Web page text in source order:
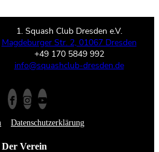
1. Squash Club Dresden e.V.
Magdeburger Str. 2, 01067 Dresden
+49 170 5849 992
info@squashclub-dresden.de
Datenschutzerklärung
Der Verein